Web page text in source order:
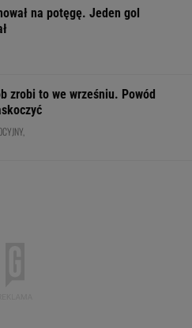
na potęgę. Jeden gol
zrobi to we wrześniu. Powód